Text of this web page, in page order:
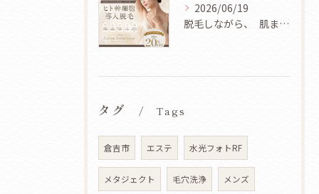
2026/06/19
脱毛しながら、 肌まで美しく✨
タグ Tags
倉吉市 エステ 水光フォトRF
メタジェクト 毛穴洗浄 メンズ